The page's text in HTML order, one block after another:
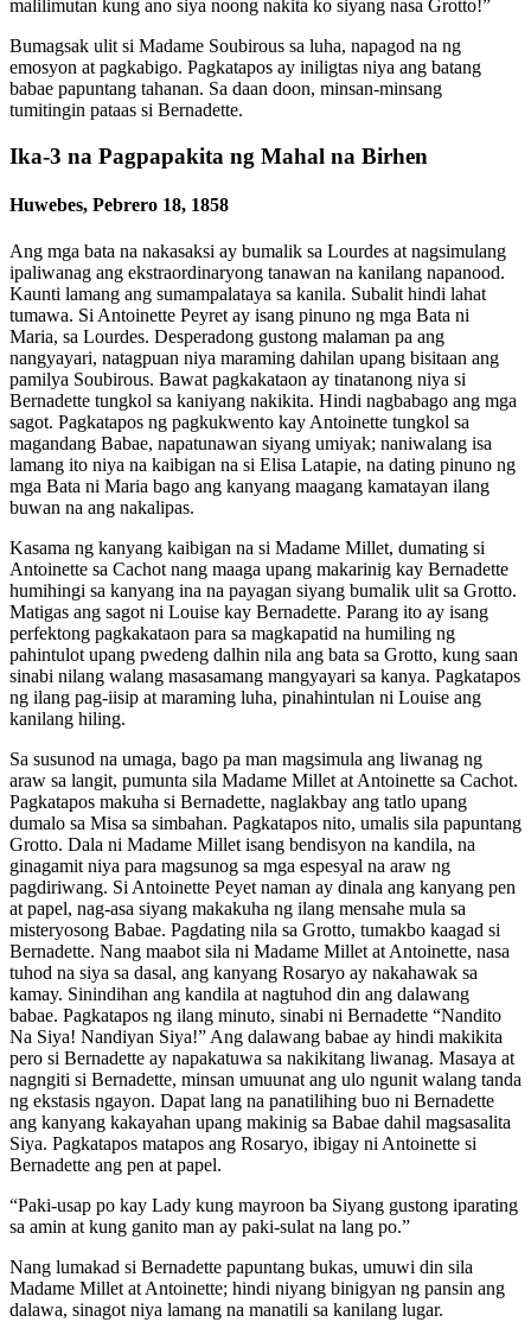
malilimutan kung ano siya noong nakita ko siyang nasa Grotto!”
Bumagsak ulit si Madame Soubirous sa luha, napagod na ng
emosyon at pagkabigo. Pagkatapos ay iniligtas niya ang batang
babae papuntang tahanan. Sa daan doon, minsan-minsang
tumitingin pataas si Bernadette.
Ika-3 na Pagpapakita ng Mahal na Birhen
Huwebes, Pebrero 18, 1858
Ang mga bata na nakasaksi ay bumalik sa Lourdes at nagsimulang
ipaliwanag ang ekstraordinaryong tanawan na kanilang napanood.
Kaunti lamang ang sumampalataya sa kanila. Subalit hindi lahat
tumawa. Si Antoinette Peyret ay isang pinuno ng mga Bata ni
Maria, sa Lourdes. Desperadong gustong malaman pa ang
nangyayari, natagpuan niya maraming dahilan upang bisitaan ang
pamilya Soubirous. Bawat pagkakataon ay tinatanong niya si
Bernadette tungkol sa kaniyang nakikita. Hindi nagbabago ang mga
sagot. Pagkatapos ng pagkukwento kay Antoinette tungkol sa
magandang Babae, napatunawan siyang umiyak; naniwalang isa
lamang ito niya na kaibigan na si Elisa Latapie, na dating pinuno ng
mga Bata ni Maria bago ang kanyang maagang kamatayan ilang
buwan na ang nakalipas.
Kasama ng kanyang kaibigan na si Madame Millet, dumating si
Antoinette sa Cachot nang maaga upang makarinig kay Bernadette
humihingi sa kanyang ina na payagan siyang bumalik ulit sa Grotto.
Matigas ang sagot ni Louise kay Bernadette. Parang ito ay isang
perfektong pagkakataon para sa magkapatid na humiling ng
pahintulot upang pwedeng dalhin nila ang bata sa Grotto, kung saan
sinabi nilang walang masasamang mangyayari sa kanya. Pagkatapos
ng ilang pag-iisip at maraming luha, pinahintulan ni Louise ang
kanilang hiling.
Sa susunod na umaga, bago pa man magsimula ang liwanag ng
araw sa langit, pumunta sila Madame Millet at Antoinette sa Cachot.
Pagkatapos makuha si Bernadette, naglakbay ang tatlo upang
dumalo sa Misa sa simbahan. Pagkatapos nito, umalis sila papuntang
Grotto. Dala ni Madame Millet isang bendisyon na kandila, na
ginagamit niya para magsunog sa mga espesyal na araw ng
pagdiriwang. Si Antoinette Peyet naman ay dinala ang kanyang pen
at papel, nag-asa siyang makakuha ng ilang mensahe mula sa
misteryosong Babae. Pagdating nila sa Grotto, tumakbo kaagad si
Bernadette. Nang maabot sila ni Madame Millet at Antoinette, nasa
tuhod na siya sa dasal, ang kanyang Rosaryo ay nakahawak sa
kamay. Sinindihan ang kandila at nagtuhod din ang dalawang
babae. Pagkatapos ng ilang minuto, sinabi ni Bernadette “Nandito
Na Siya! Nandiyan Siya!” Ang dalawang babae ay hindi makikita
pero si Bernadette ay napakatuwa sa nakikitang liwanag. Masaya at
nagngiti si Bernadette, minsan umuunat ang ulo ngunit walang tanda
ng ekstasis ngayon. Dapat lang na panatilihing buo ni Bernadette
ang kanyang kakayahan upang makinig sa Babae dahil magsasalita
Siya. Pagkatapos matapos ang Rosaryo, ibigay ni Antoinette si
Bernadette ang pen at papel.
“Paki-usap po kay Lady kung mayroon ba Siyang gustong iparating
sa amin at kung ganito man ay paki-sulat na lang po.”
Nang lumakad si Bernadette papuntang bukas, umuwi din sila
Madame Millet at Antoinette; hindi niyang binigyan ng pansin ang
dalawa, sinagot niya lamang na manatili sa kanilang lugar.